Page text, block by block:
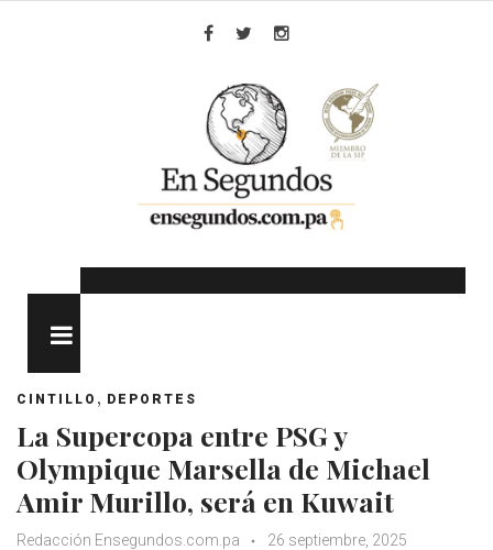
CINTILLO , DEPORTES
La Supercopa entre PSG y
Olympique Marsella de Michael
Amir Murillo, será en Kuwait
Redacción Ensegundos.com.pa
26 septiembre, 2025